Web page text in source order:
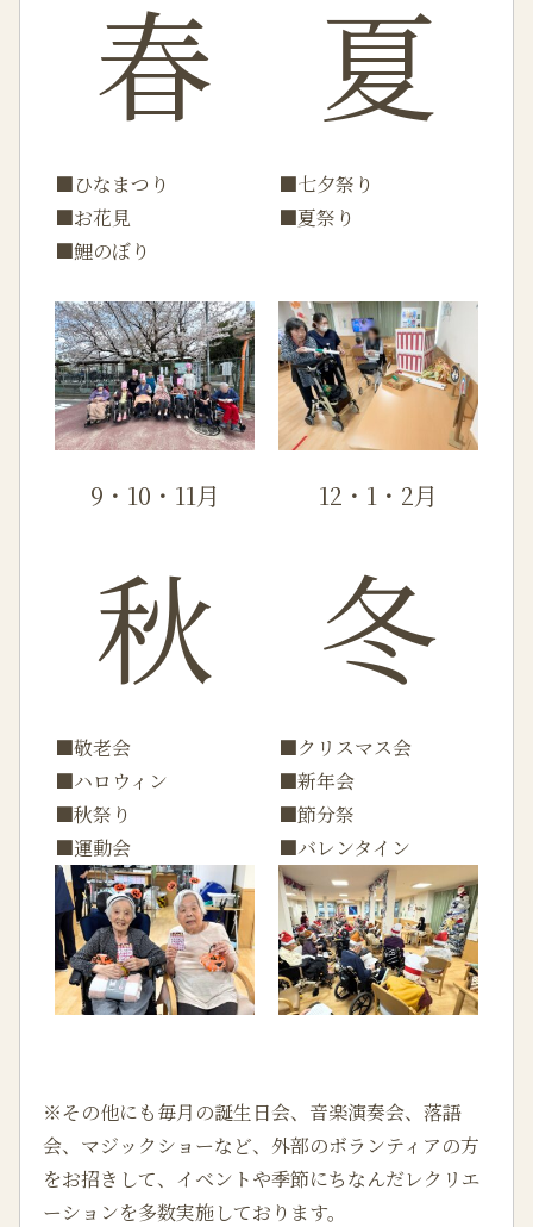
春
■ひなまつり
■お花見
■鯉のぼり
夏
■七夕祭り
■夏祭り
9・10・11月
秋
■敬老会
■ハロウィン
■秋祭り
■運動会
12・1・2月
冬
■クリスマス会
■新年会
■節分祭
■バレンタイン
※その他にも毎月の誕生日会、音楽演奏会、落語
会、マジックショーなど、外部のボランティアの方
をお招きして、イベントや季節にちなんだレクリエ
ーションを多数実施しております。